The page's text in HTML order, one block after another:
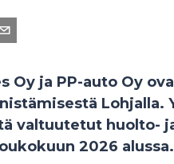
Oy ja PP-auto Oy
Lohjalla.
valtuutetut huolto-
2026 alussa.